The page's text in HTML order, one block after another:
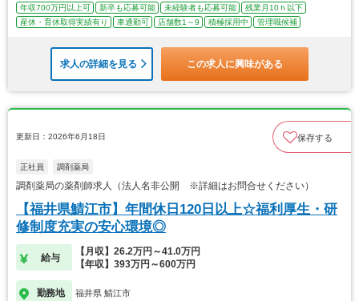
年収700万円以上可 新卒も応募可能 未経験者も応募可能
残業月10ｈ以下
産休・育休取得実績有り
車通勤可 店舗数1～9 積極採用中 管理職候補
求人の詳細を見る この求人に興味がある
更新日：2026年6月18日 保存する
正社員 調剤薬局
調剤薬局の薬剤師求人（法人名非公開 ※詳細はお問合せください）
【福井県鯖江市】年間休日120日以上☆福利厚生・研
修制度充実の安心環境◎
給与
【月収】26.2万円～41.0万円
【年収】393万円～600万円
勤務地 福井県 鯖江市